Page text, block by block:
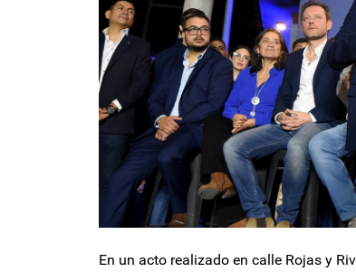
En un acto realizado en calle Rojas y